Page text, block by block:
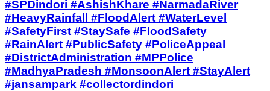
#SPDindori #AshishKhare #NarmadaRiver
#HeavyRainfall #FloodAlert #WaterLevel
#SafetyFirst #StaySafe #FloodSafety
#RainAlert #PublicSafety #PoliceAppeal
#DistrictAdministration #MPPolice
#MadhyaPradesh #MonsoonAlert #StayAlert
#jansampark #collectordindori